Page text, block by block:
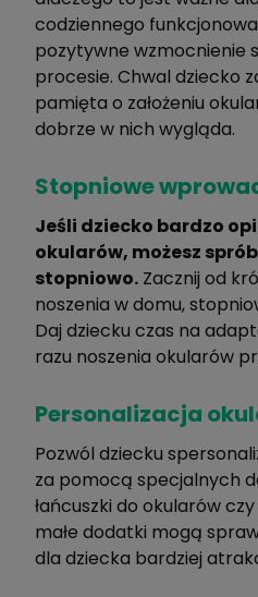
codziennego
pozytywne wzmocnienie
procesie. Chwal dziecko
pamięta o założeniu
dobrze w nich wygląda.
Stopniowe
Jeśli dziecko bardzo
okularów, możesz
stopniowo. Zacznij od
noszenia w domu,
Daj dziecku czas na
razu noszenia okularów
Personalizacja
Pozwól dziecku
za pomocą specjalnych
łańcuszki do okularów
małe dodatki mogą
dla dziecka bardziej